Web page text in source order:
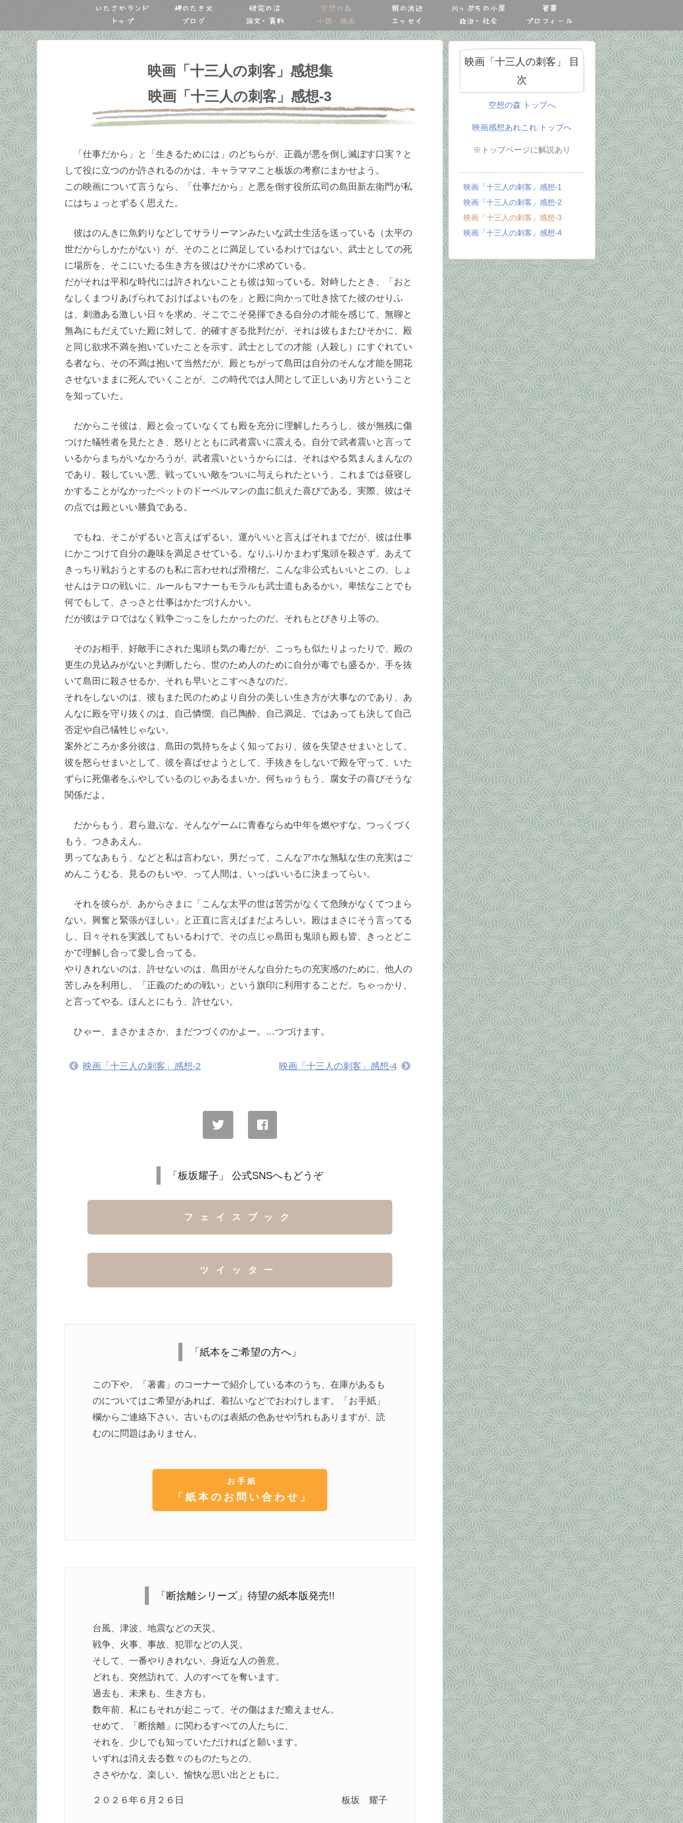
いたさかランド
トップ
岬のたき火
ブログ
研究の沼
論文・資料
空想の森
小説・映画
朝の浜辺
エッセイ
川っぷちの小屋
政治・社会
著書
プロフィール
映画「十三人の刺客」感想集
映画「十三人の刺客」感想-3
「仕事だから」と「生きるためには」のどちらが、正義が悪を倒し滅ぼす口実？と
して役に立つのか許されるのかは、キャラママこと板坂の考察にまかせよう。
この映画について言うなら、「仕事だから」と悪を倒す役所広司の島田新左衛門が私
にはちょっとずるく思えた。
彼はのんきに魚釣りなどしてサラリーマンみたいな武士生活を送っている（太平の
世だからしかたがない）が、そのことに満足しているわけではない。武士としての死
に場所を、そこにいたる生き方を彼はひそかに求めている。
だがそれは平和な時代には許されないことも彼は知っている。対峙したとき、「おと
なしくまつりあげられておけばよいものを」と殿に向かって吐き捨てた彼のせりふ
は、刺激ある激しい日々を求め、そこでこそ発揮できる自分の才能を感じて、無聊と
無為にもだえていた殿に対して、的確すぎる批判だが、それは彼もまたひそかに、殿
と同じ欲求不満を抱いていたことを示す。武士としての才能（人殺し）にすぐれてい
る者なら、その不満は抱いて当然だが、殿とちがって島田は自分のそんな才能を開花
させないままに死んでいくことが、この時代では人間として正しいあり方ということ
を知っていた。
だからこそ彼は、殿と会っていなくても殿を充分に理解したろうし、彼が無残に傷
つけた犠牲者を見たとき、怒りとともに武者震いに震える。自分で武者震いと言って
いるからまちがいなかろうが、武者震いというからには、それはやる気まんまんなの
であり、殺していい悪、戦っていい敵をついに与えられたという、これまでは昼寝し
かすることがなかったペットのドーベルマンの血に飢えた喜びである。実際、彼はそ
の点では殿といい勝負である。
でもね、そこがずるいと言えばずるい。運がいいと言えばそれまでだが、彼は仕事
にかこつけて自分の趣味を満足させている。なりふりかまわず鬼頭を殺さず、あえて
きっちり戦おうとするのも私に言わせれば滑稽だ。こんな非公式もいいとこの、しょ
せんはテロの戦いに、ルールもマナーもモラルも武士道もあるかい。卑怯なことでも
何でもして、さっさと仕事はかたづけんかい。
だが彼はテロではなく戦争ごっこをしたかったのだ。それもとびきり上等の。
そのお相手、好敵手にされた鬼頭も気の毒だが、こっちも似たりよったりで、殿の
更生の見込みがないと判断したら、世のため人のために自分が毒でも盛るか、手を抜
いて島田に殺させるか、それも早いとこすべきなのだ。
それをしないのは、彼もまた民のためより自分の美しい生き方が大事なのであり、あ
んなに殿を守り抜くのは、自己憐憫、自己陶酔、自己満足、ではあっても決して自己
否定や自己犠牲じゃない。
案外どころか多分彼は、島田の気持ちをよく知っており、彼を失望させまいとして、
彼を怒らせまいとして、彼を喜ばせようとして、手抜きをしないで殿を守って、いた
ずらに死傷者をふやしているのじゃあるまいか。何ちゅうもう、腐女子の喜びそうな
関係だよ。
だからもう、君ら遊ぶな。そんなゲームに青春ならぬ中年を燃やすな。つっくづく
もう、つきあえん。
男ってなあもう、などと私は言わない。男だって、こんなアホな無駄な生の充実はご
めんこうむる、見るのもいや、って人間は、いっぱいいるに決まってらい。
それを彼らが、あからさまに「こんな太平の世は苦労がなくて危険がなくてつまら
ない。興奮と緊張がほしい」と正直に言えばまだよろしい。殿はまさにそう言ってる
し、日々それを実践してもいるわけで、その点じゃ島田も鬼頭も殿も皆、きっとどこ
かで理解し合って愛し合ってる。
やりきれないのは、許せないのは、島田がそんな自分たちの充実感のために、他人の
苦しみを利用し、「正義のための戦い」という旗印に利用することだ。ちゃっかり、
と言ってやる。ほんとにもう、許せない。
ひゃー、まさかまさか、まだつづくのかよー。…つづけます。
映画「十三人の刺客」感想-2 映画「十三人の刺客」感想-4
「板坂耀子」 公式SNSへもどうぞ
フェイスブック
ツイッター
「紙本をご希望の方へ」
この下や、「著書」のコーナーで紹介している本のうち、在庫があるも
のについてはご希望があれば、着払いなどでおわけします。「お手紙」
欄からご連絡下さい。古いものは表紙の色あせや汚れもありますが、読
むのに問題はありません。
お手紙
「紙本のお問い合わせ」
「断捨離シリーズ」待望の紙本版発売!!
台風、津波、地震などの天災。
戦争、火事、事故、犯罪などの人災。
そして、一番やりきれない、身近な人の善意。
どれも、突然訪れて、人のすべてを奪います。
過去も、未来も、生き方も。
数年前、私にもそれが起こって、その傷はまだ癒えません。
せめて、「断捨離」に関わるすべての人たちに、
それを、少しでも知っていただければと願います。
いずれは消え去る数々のものたちとの、
ささやかな、楽しい、愉快な思い出とともに。
２０２６年６月２６日 板坂 耀子
映画「十三人の刺客」 目
次
空想の森 トップへ
映画感想あれこれ トップへ
※トップページに解説あり
映画「十三人の刺客」感想-1
映画「十三人の刺客」感想-2
映画「十三人の刺客」感想-3
映画「十三人の刺客」感想-4